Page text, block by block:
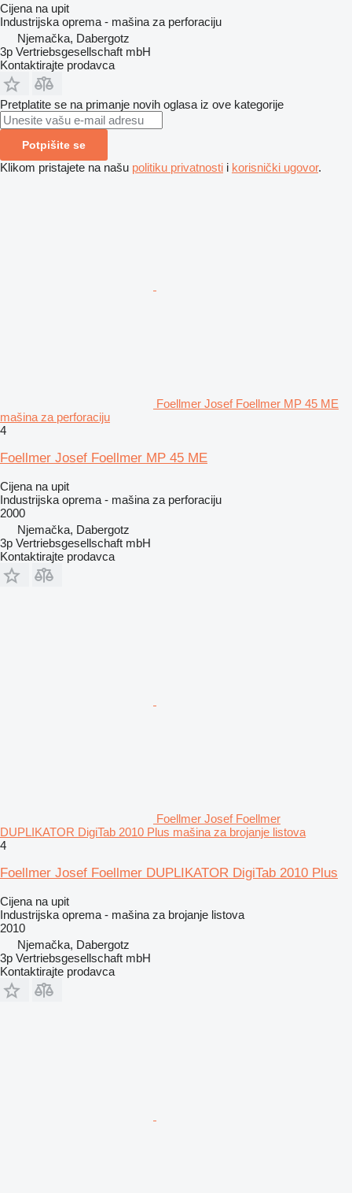
Cijena na upit
Industrijska oprema - mašina za perforaciju
Njemačka, Dabergotz
3p Vertriebsgesellschaft mbH
Kontaktirajte prodavca
Pretplatite se na primanje novih oglasa iz ove kategorije
Potpišite se
Klikom pristajete na našu politiku privatnosti i korisnički ugovor.
Foellmer Josef Foellmer MP 45 ME
mašina za perforaciju
4
Foellmer Josef Foellmer MP 45 ME
Cijena na upit
Industrijska oprema - mašina za perforaciju
2000
Njemačka, Dabergotz
3p Vertriebsgesellschaft mbH
Kontaktirajte prodavca
Foellmer Josef Foellmer
DUPLIKATOR DigiTab 2010 Plus mašina za brojanje listova
4
Foellmer Josef Foellmer DUPLIKATOR DigiTab 2010 Plus
Cijena na upit
Industrijska oprema - mašina za brojanje listova
2010
Njemačka, Dabergotz
3p Vertriebsgesellschaft mbH
Kontaktirajte prodavca